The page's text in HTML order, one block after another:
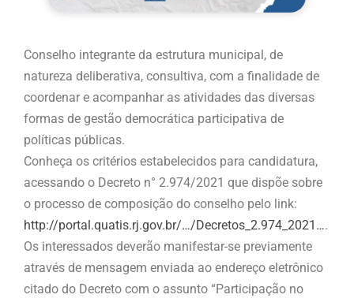
Conselho integrante da estrutura municipal, de
natureza deliberativa, consultiva, com a finalidade de
coordenar e acompanhar as atividades das diversas
formas de gestão democrática participativa de
políticas públicas.
Conheça os critérios estabelecidos para candidatura,
acessando o Decreto n° 2.974/2021 que dispõe sobre
o processo de composição do conselho pelo link:
http://portal.quatis.rj.gov.br/…/Decretos_2.974_2021….
Os interessados deverão manifestar-se previamente
através de mensagem enviada ao endereço eletrônico
citado do Decreto com o assunto “Participação no